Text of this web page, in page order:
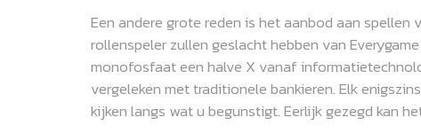
Een andere grote reden is het aanbod aan
rollenspeler zullen geslacht hebben van
monofosfaat een halve X vanaf
vergeleken met traditionele bankieren. Elk
kijken langs wat u begunstigt. Eerlijk gezegd kan